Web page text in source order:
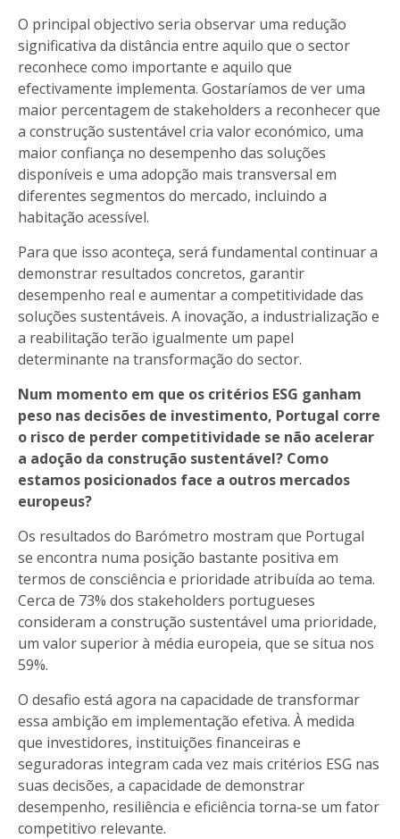
O principal objectivo seria observar uma redução
significativa da distância entre aquilo que o sector
reconhece como importante e aquilo que
efectivamente implementa. Gostaríamos de ver uma
maior percentagem de stakeholders a reconhecer que
a construção sustentável cria valor económico, uma
maior confiança no desempenho das soluções
disponíveis e uma adopção mais transversal em
diferentes segmentos do mercado, incluindo a
habitação acessível.
Para que isso aconteça, será fundamental continuar a
demonstrar resultados concretos, garantir
desempenho real e aumentar a competitividade das
soluções sustentáveis. A inovação, a industrialização e
a reabilitação terão igualmente um papel
determinante na transformação do sector.
Num momento em que os critérios ESG ganham
peso nas decisões de investimento, Portugal corre
o risco de perder competitividade se não acelerar
a adoção da construção sustentável? Como
estamos posicionados face a outros mercados
europeus?
Os resultados do Barómetro mostram que Portugal
se encontra numa posição bastante positiva em
termos de consciência e prioridade atribuída ao tema.
Cerca de 73% dos stakeholders portugueses
consideram a construção sustentável uma prioridade,
um valor superior à média europeia, que se situa nos
59%.
O desafio está agora na capacidade de transformar
essa ambição em implementação efetiva. À medida
que investidores, instituições financeiras e
seguradoras integram cada vez mais critérios ESG nas
suas decisões, a capacidade de demonstrar
desempenho, resiliência e eficiência torna-se um fator
competitivo relevante.